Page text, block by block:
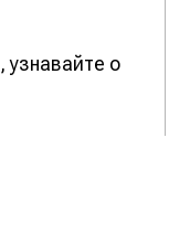
, узнавайте о